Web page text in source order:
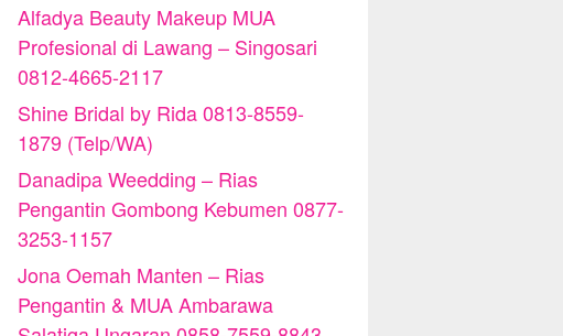
Alfadya Beauty Makeup MUA
Profesional di Lawang – Singosari
0812-4665-2117
Shine Bridal by Rida 0813-8559-
1879 (Telp/WA)
Danadipa Weedding – Rias
Pengantin Gombong Kebumen 0877-
3253-1157
Jona Oemah Manten – Rias
Pengantin & MUA Ambarawa